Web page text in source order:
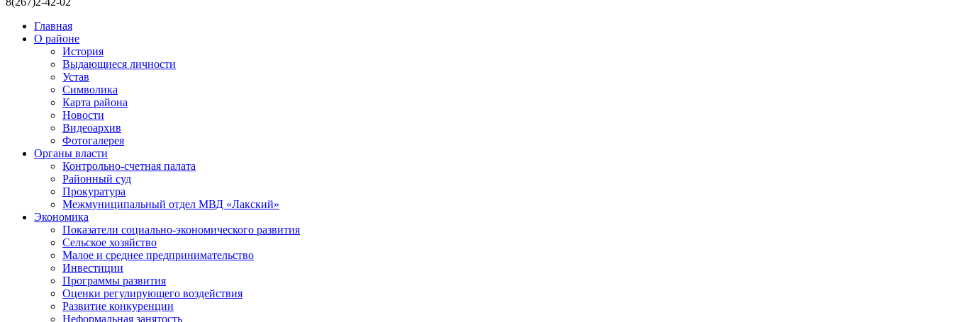
Главная
О районе
История
Выдающиеся личности
Устав
Символика
Карта района
Новости
Видеоархив
Фотогалерея
Органы власти
Контрольно-счетная палата
Районный суд
Прокуратура
Межмуниципальный отдел МВД «Лакский»
Экономика
Показатели социально-экономического развития
Сельское хозяйство
Малое и среднее предпринимательство
Инвестиции
Программы развития
Оценки регулирующего воздействия
Развитие конкуренции
Неформальная занятость